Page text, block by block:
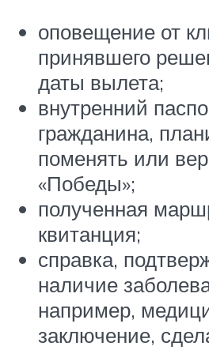
оповещение от
принявшего
даты вылета;
внутренний
гражданина,
поменять или
«Победы»;
полученная
квитанция;
справка,
наличие
например,
заключение,